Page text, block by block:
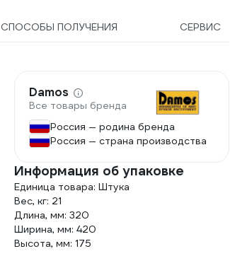
СПОСОБЫ ПОЛУЧЕНИЯ СЕРВИС
Damos
Все товары бренда
Россия — родина бренда
Россия — страна производства
Информация об упаковке
Единица товара: Штука
Вес, кг: 21
Длина, мм: 320
Ширина, мм: 420
Высота, мм: 175